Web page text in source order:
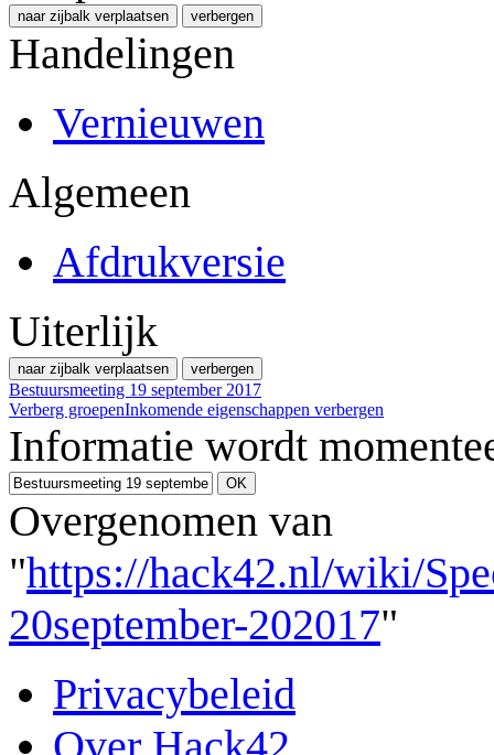
naar zijbalk verplaatsen verbergen
Handelingen
Vernieuwen
Algemeen
Afdrukversie
Uiterlijk
naar zijbalk verplaatsen verbergen
Bestuursmeeting 19 september 2017
Verberg groepenInkomende eigenschappen verbergen
Informatie wordt
Overgenomen van
"https://hack42.nl/wiki/
20september-202017"
Privacybeleid